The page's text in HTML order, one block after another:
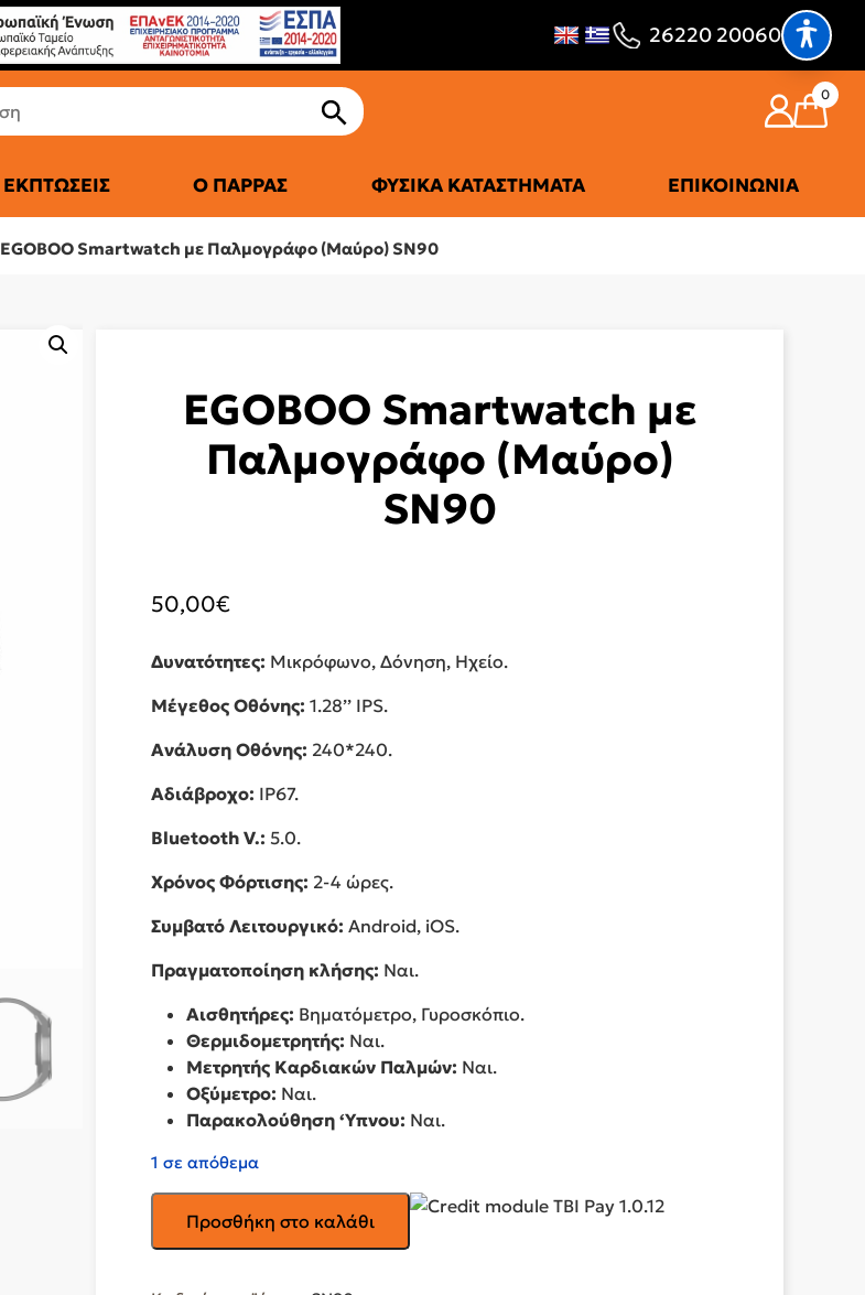
26220 20060
0
ΕΚΠΤΏΣΕΙΣ Ο ΠΑΡΡΆΣ ΦΥΣΙΚΆ ΚΑΤΑΣΤΉΜΑΤΑ ΕΠΙΚΟΙΝΩΝΊΑ
EGOBOO Smartwatch με Παλμογράφο (Μαύρο) SN90
EGOBOO Smartwatch με
Παλμογράφο (Μαύρο)
SN90
50,00€
Δυνατότητες: Μικρόφωνο, Δόνηση, Ηχείο.
Μέγεθος Οθόνης: 1.28’’ IPS.
Ανάλυση Οθόνης: 240*240.
Αδιάβροχο: IP67.
Bluetooth V.: 5.0.
Χρόνος Φόρτισης: 2-4 ώρες.
Συμβατό Λειτουργικό: Android, iOS.
Πραγματοποίηση κλήσης: Ναι.
Αισθητήρες: Βηματόμετρο, Γυροσκόπιο.
Θερμιδομετρητής: Ναι.
Μετρητής Καρδιακών Παλμών: Ναι.
Οξύμετρο: Ναι.
Παρακολούθηση ‘Υπνου: Ναι.
1 σε απόθεμα
Smartwatch
Προσθήκη στο καλάθι